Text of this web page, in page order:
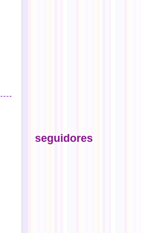
seguidores